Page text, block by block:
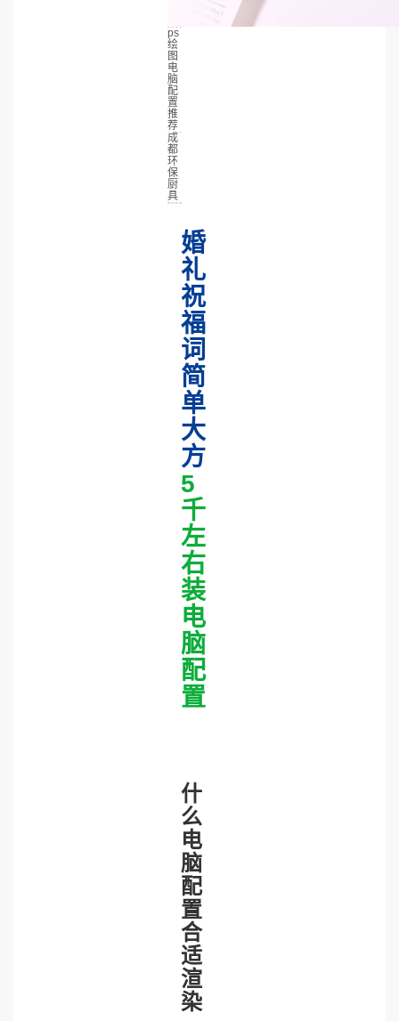
ps
绘
图
电
脑
配
置
推
荐
成
都
环
保
厨
具
婚
礼
祝
福
词
简
单
大
方
5
千
左
右
装
电
脑
配
置
什
么
电
脑
配
置
合
适
渲
染